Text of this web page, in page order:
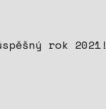
rok 2021!